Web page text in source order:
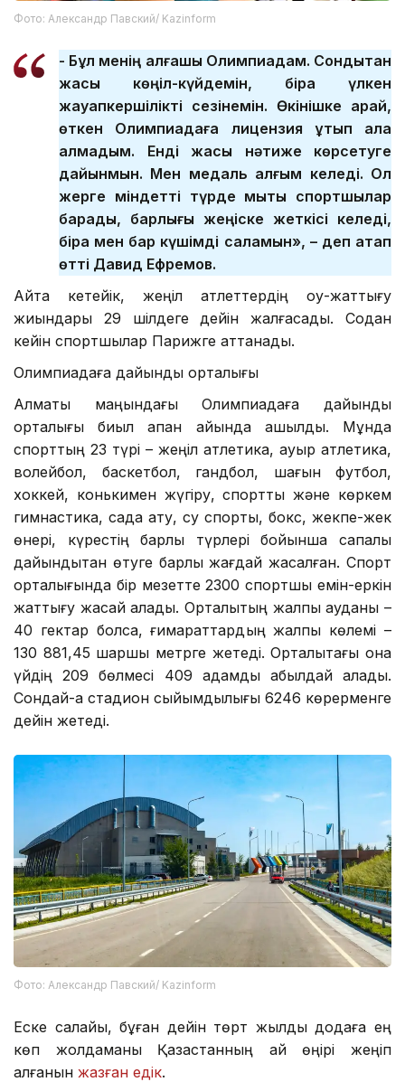
Фото: Александр Павский/ Kazinform
- Бұл менің алғашқы Олимпиадам. Сондықтан
жақсы көңіл-күйдемін, бірақ үлкен
жауапкершілікті сезінемін. Өкінішке қарай,
өткен Олимпиадаға лицензия ұтып ала
алмадым. Енді жақсы нәтиже көрсетуге
дайынмын. Мен медаль алғым келеді. Ол
жерге міндетті түрде мықты спортшылар
барады, барлығы жеңіске жеткісі келеді,
бірақ мен бар күшімді саламын», – деп атап
өтті Давид Ефремов.
Айта кетейік, жеңіл атлеттердің оқу-жаттығу
жиындары 29 шілдеге дейін жалғасады. Содан
кейін спортшылар Парижге аттанады.
Олимпиадаға дайындық орталығы
Алматы маңындағы Олимпиадаға дайындық
орталығы биыл ақпан айында ашылды. Мұнда
спорттың 23 түрі – жеңіл атлетика, ауыр атлетика,
волейбол, баскетбол, гандбол, шағын футбол,
хоккей, конькимен жүгіру, спорттық және көркем
гимнастика, садақ ату, су спорты, бокс, жекпе-жек
өнері, күрестің барлық түрлері бойынша сапалы
дайындықтан өтуге барлық жағдай жасалған. Спорт
орталығында бір мезетте 2300 спортшы емін-еркін
жаттығу жасай алады. Орталықтың жалпы ауданы –
40 гектар болса, ғимараттардың жалпы көлемі –
130 881,45 шаршы метрге жетеді. Орталықтағы қонақ
үйдің 209 бөлмесі 409 адамды қабылдай алады.
Сондай-ақ стадион сыйымдылығы 6246 көрерменге
дейін жетеді.
Фото: Александр Павский/ Kazinform
Еске салайық, бұған дейін төрт жылдық додаға ең
көп жолдаманы Қазақстанның қай өңірі жеңіп
алғанын жазған едік.